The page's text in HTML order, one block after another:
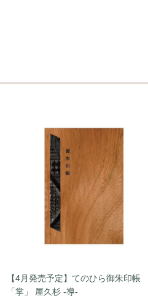
【4月発売予定】てのひら御朱印帳
「掌」 屋久杉 -導-